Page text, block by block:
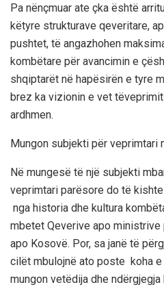
Pa nënçmuar ate çka është
këtyre strukturave qeveritare,
pushtet, të angazhohen
kombëtare për avancimin e
shqiptarët në hapësirën e tyre
brez ka vizionin e vet tëveprim
ardhmen.
Mungon subjekti për veprimtari
Në mungesë të një subjekti
veprimtari parësore do të
nga historia dhe kultura
mbetet Qeverive apo
apo Kosovë. Por, sa janë të
cilët mbulojnë ato poste koha
mungon vetëdija dhe ndërgjegja